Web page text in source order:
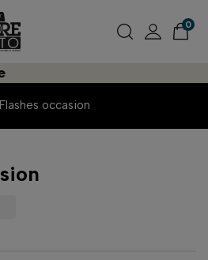
0
Flashes occasion